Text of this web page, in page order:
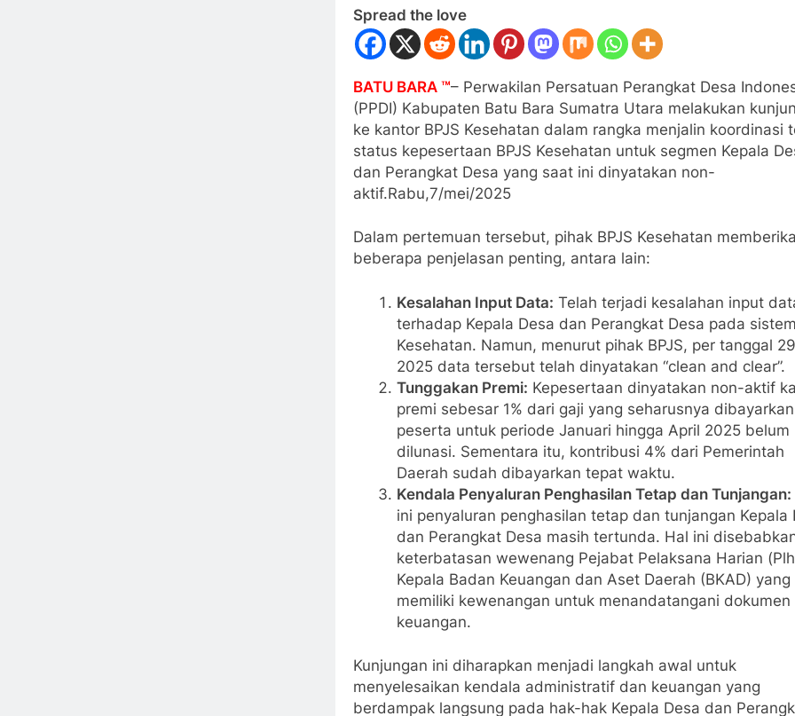
Spread the love
BATU BARA ™– Perwakilan Persatuan Perangkat Desa
(PPDI) Kabupaten Batu Bara Sumatra Utara melakukan
ke kantor BPJS Kesehatan dalam rangka menjalin koordinasi
status kepesertaan BPJS Kesehatan untuk segmen Kepala
dan Perangkat Desa yang saat ini dinyatakan non-
aktif.Rabu,7/mei/2025
Dalam pertemuan tersebut, pihak BPJS Kesehatan
beberapa penjelasan penting, antara lain:
Kesalahan Input Data: Telah terjadi kesalahan input
terhadap Kepala Desa dan Perangkat Desa pada
Kesehatan. Namun, menurut pihak BPJS, per tanggal
2025 data tersebut telah dinyatakan “clean and clear”.
Tunggakan Premi: Kepesertaan dinyatakan non-aktif
premi sebesar 1% dari gaji yang seharusnya
peserta untuk periode Januari hingga April 2025 belum
dilunasi. Sementara itu, kontribusi 4% dari Pemerintah
Daerah sudah dibayarkan tepat waktu.
Kendala Penyaluran Penghasilan Tetap dan Tunjangan:
ini penyaluran penghasilan tetap dan tunjangan Kepala
dan Perangkat Desa masih tertunda. Hal ini
keterbatasan wewenang Pejabat Pelaksana Harian
Kepala Badan Keuangan dan Aset Daerah (BKAD)
memiliki kewenangan untuk menandatangani dokumen
keuangan.
Kunjungan ini diharapkan menjadi langkah awal untuk
menyelesaikan kendala administratif dan keuangan yang
berdampak langsung pada hak-hak Kepala Desa dan